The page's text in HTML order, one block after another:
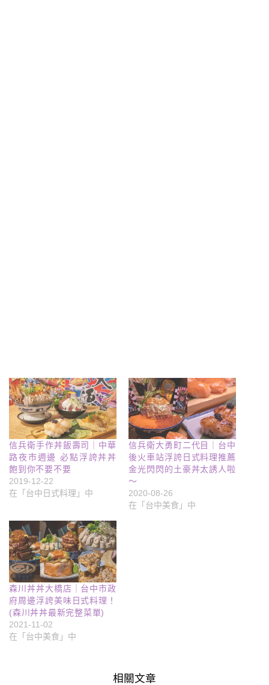
信兵衛手作丼飯壽司｜中華
路夜市週邊 必點浮誇丼丼
飽到你不要不要
2019-12-22
在「台中日式料理」中
信兵衛大勇町二代目｜台中
後火車站浮誇日式料理推薦
金光閃閃的土豪丼太誘人啦
～
2020-08-26
在「台中美食」中
森川丼丼大橋店｜台中市政
府周邊浮誇美味日式料理！
(森川丼丼最新完整菜單)
2021-11-02
在「台中美食」中
相關文章